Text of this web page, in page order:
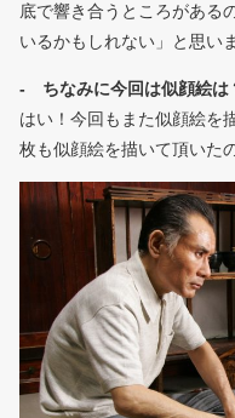
底で響き合うところがある
いるかもしれない」と思い
- ちなみに今回は似顔絵は
はい！今回もまた似顔絵を
枚も似顔絵を描いて頂いた